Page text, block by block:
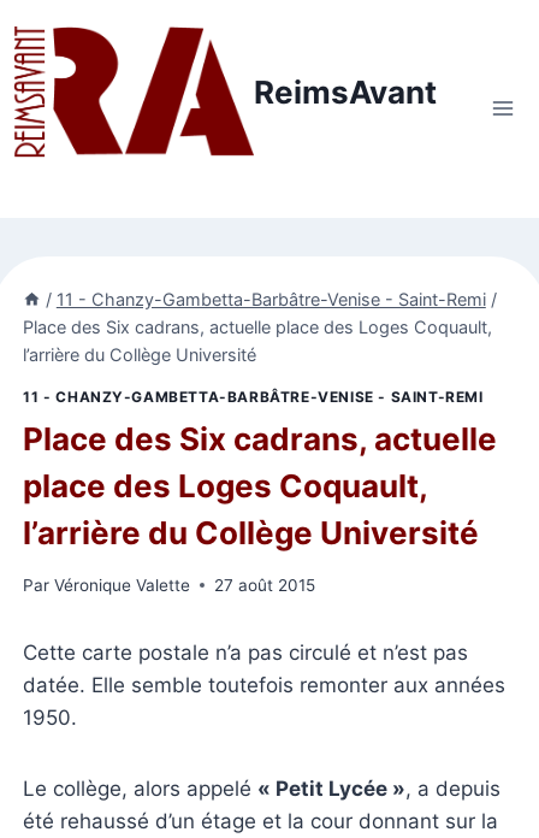
au
contenu
ReimsAvant
/ 11 - Chanzy-Gambetta-Barbâtre-Venise - Saint-Remi /
Place des Six cadrans, actuelle place des Loges Coquault,
l’arrière du Collège Université
11 - CHANZY-GAMBETTA-BARBÂTRE-VENISE - SAINT-REMI
Place des Six cadrans, actuelle
place des Loges Coquault,
l’arrière du Collège Université
Par Véronique Valette 27 août 2015
Cette carte postale n’a pas circulé et n’est pas
datée. Elle semble toutefois remonter aux années
1950.
Le collège, alors appelé « Petit Lycée », a depuis
été rehaussé d’un étage et la cour donnant sur la